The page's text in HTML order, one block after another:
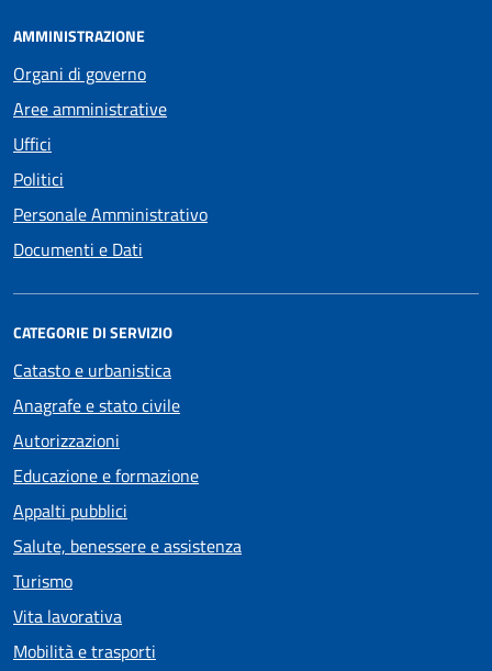
AMMINISTRAZIONE
Organi di governo
Aree amministrative
Uffici
Politici
Personale Amministrativo
Documenti e Dati
CATEGORIE DI SERVIZIO
Catasto e urbanistica
Anagrafe e stato civile
Autorizzazioni
Educazione e formazione
Appalti pubblici
Salute, benessere e assistenza
Turismo
Vita lavorativa
Mobilità e trasporti